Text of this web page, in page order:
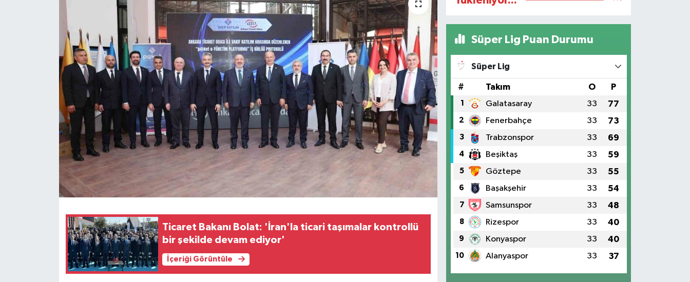
Ticaret Bakanı Bolat: 'İran'la ticari taşımalar kontrollü
bir şekilde devam ediyor'
İçeriği Görüntüle
Süper Lig Puan Durumu
Süper Lig
# Takım O P
1 Galatasaray 33 77
2 Fenerbahçe 33 73
3 Trabzonspor 33 69
4 Beşiktaş 33 59
5 Göztepe 33 55
6 Başakşehir 33 54
7 Samsunspor 33 48
8 Rizespor 33 40
9 Konyaspor 33 40
10 Alanyaspor 33 37
Teknoloji
Tokat Haberleri